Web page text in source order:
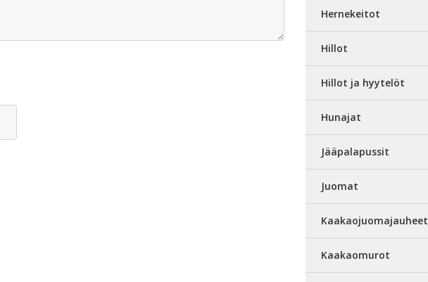
Hernekeitot
Hillot
Hillot ja hyytelöt
Hunajat
Jääpalapussit
Juomat
Kaakaojuomajauheet
Kaakaomurot